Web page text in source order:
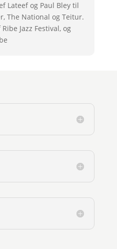
Lateef og Paul Bley til
The National og Teitur.
Jazz Festival, og